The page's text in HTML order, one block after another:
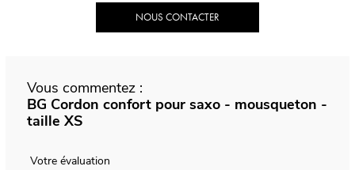
NOUS CONTACTER
Vous commentez :
BG Cordon confort pour saxo - mousqueton -
taille XS
Votre évaluation